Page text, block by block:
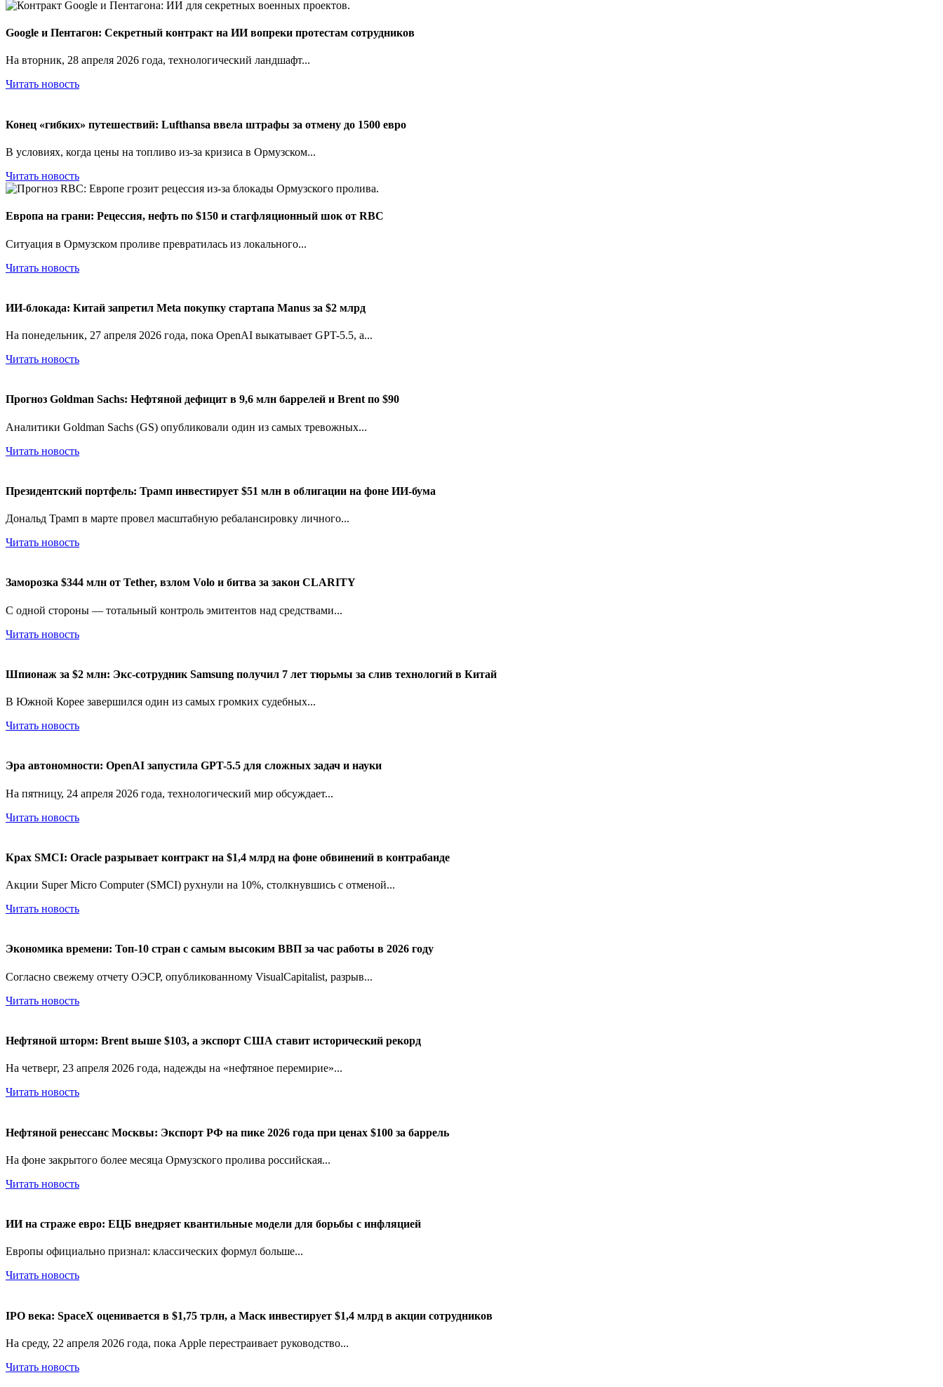
Google и Пентагон: Секретный контракт на ИИ вопреки протестам сотрудников
На вторник, 28 апреля 2026 года, технологический ландшафт...
Читать новость
Конец «гибких» путешествий: Lufthansa ввела штрафы за отмену до 1500 евро
В условиях, когда цены на топливо из-за кризиса в Ормузском...
Читать новость
Европа на грани: Рецессия, нефть по $150 и стагфляционный шок от RBC
Ситуация в Ормузском проливе превратилась из локального...
Читать новость
ИИ-блокада: Китай запретил Meta покупку стартапа Manus за $2 млрд
На понедельник, 27 апреля 2026 года, пока OpenAI выкатывает GPT-5.5, а...
Читать новость
Прогноз Goldman Sachs: Нефтяной дефицит в 9,6 млн баррелей и Brent по $90
Аналитики Goldman Sachs (GS) опубликовали один из самых тревожных...
Читать новость
Президентский портфель: Трамп инвестирует $51 млн в облигации на фоне ИИ-бума
Дональд Трамп в марте провел масштабную ребалансировку личного...
Читать новость
Заморозка $344 млн от Tether, взлом Volo и битва за закон CLARITY
С одной стороны — тотальный контроль эмитентов над средствами...
Читать новость
Шпионаж за $2 млн: Экс-сотрудник Samsung получил 7 лет тюрьмы за слив технологий в Китай
В Южной Корее завершился один из самых громких судебных...
Читать новость
Эра автономности: OpenAI запустила GPT-5.5 для сложных задач и науки
На пятницу, 24 апреля 2026 года, технологический мир обсуждает...
Читать новость
Крах SMCI: Oracle разрывает контракт на $1,4 млрд на фоне обвинений в контрабанде
Акции Super Micro Computer (SMCI) рухнули на 10%, столкнувшись с отменой...
Читать новость
Экономика времени: Топ-10 стран с самым высоким ВВП за час работы в 2026 году
Согласно свежему отчету ОЭСР, опубликованному VisualCapitalist, разрыв...
Читать новость
Нефтяной шторм: Brent выше $103, а экспорт США ставит исторический рекорд
На четверг, 23 апреля 2026 года, надежды на «нефтяное перемирие»...
Читать новость
Нефтяной ренессанс Москвы: Экспорт РФ на пике 2026 года при ценах $100 за баррель
На фоне закрытого более месяца Ормузского пролива российская...
Читать новость
ИИ на страже евро: ЕЦБ внедряет квантильные модели для борьбы с инфляцией
Европы официально признал: классических формул больше...
Читать новость
IPO века: SpaceX оценивается в $1,75 трлн, а Маск инвестирует $1,4 млрд в акции сотрудников
На среду, 22 апреля 2026 года, пока Apple перестраивает руководство...
Читать новость